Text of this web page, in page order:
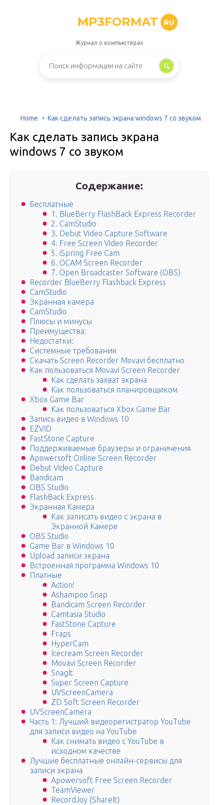
MP3FORMAT RU
Журнал о компьютерах
Home Как сделать запись экрана windows 7 со звуком
Как сделать запись экрана
windows 7 со звуком
Содержание:
Бесплатные
1. BlueBerry FlashBack Express Recorder
2. CamStudio
3. Debut Video Capture Software
4. Free Screen Video Recorder
5. iSpring Free Cam
6. OCAM Screen Recorder
7. Open Broadcaster Software (OBS)
Recorder BlueBerry Flashback Express
CamStudio
Экранная камера
CamStudio
Плюсы и минусы
Преимущества:
Недостатки:
Системные требования
Скачать Screen Recorder Movavi бесплатно
Как пользоваться Movavi Screen Recorder
Как сделать захват экрана
Как пользоваться планировщиком
Xbox Game Bar
Как пользоваться Xbox Game Bar
Запись видео в Windows 10
EZVID
FastStone Capture
Поддерживаемые браузеры и ограничения
Apowersoft Online Screen Recorder
Debut Video Capture
Bandicam
OBS Studio
FlashBack Express
Экранная Камера
Как записать видео с экрана в
Экранной Камере
OBS Studio
Game Bar в Windows 10
Upload записи экрана
Встроенная программа Windows 10
Платные
Action!
Ashampoo Snap
Bandicam Screen Recorder
Camtasia Studio
FastStone Capture
Fraps
HyperCam
Icecream Screen Recorder
Movavi Screen Recorder
SnagIt
Super Screen Capture
UVScreenCamera
ZD Soft Screen Recorder
UVScreenCamera
Часть 1: Лучший видеорегистратор YouTube
для записи видео на YouTube
Как снимать видео с YouTube в
исходном качестве
Лучшие бесплатные онлайн-сервисы для
записи экрана
Apowersoft Free Screen Recorder
TeamViewer
RecordJoy (ShareIt)